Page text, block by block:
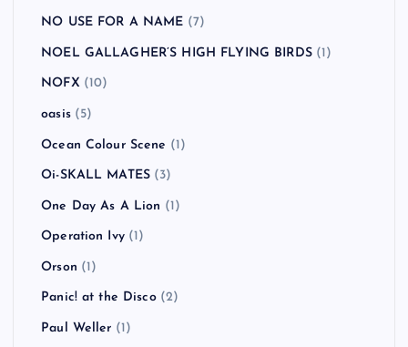
NO USE FOR A NAME (7)
NOEL GALLAGHER’S HIGH FLYING BIRDS(1)
NOFX (10)
oasis(5)
Ocean Colour Scene (1)
Oi-SKALL MATES (3)
One Day As A Lion (1)
Operation Ivy(1)
Orson (1)
Panic! at the Disco(2)
Paul Weller (1)